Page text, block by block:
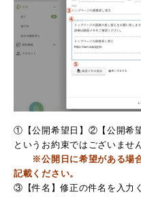
①【公開希望日】②【公開希
というお約束ではございませ
※公開日に希望がある場
記載ください。
③【件名】修正の件名を入力